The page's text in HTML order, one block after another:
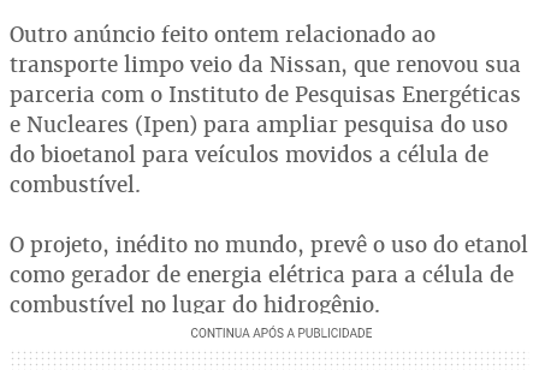
Outro anúncio feito ontem relacionado ao
transporte limpo veio da Nissan, que renovou sua
parceria com o Instituto de Pesquisas Energéticas
e Nucleares (Ipen) para ampliar pesquisa do uso
do bioetanol para veículos movidos a célula de
combustível.
O projeto, inédito no mundo, prevê o uso do etanol
como gerador de energia elétrica para a célula de
combustível no lugar do hidrogênio.